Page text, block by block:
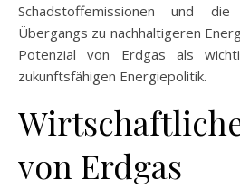
Schadstoffemissionen und
Übergangs zu nachhaltigeren
Potenzial von Erdgas als
zukunftsfähigen Energiepolitik.
von Erdgas